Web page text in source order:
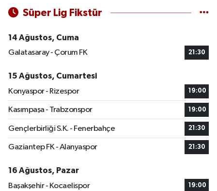
Süper Lig Fikstür
14 Ağustos, Cuma
Galatasaray - Çorum FK
21:30
15 Ağustos, Cumartesi
Konyaspor - Rizespor
19:00
Kasımpaşa - Trabzonspor 19:00
Gençlerbirliği S.K. - Fenerbahçe 21:30
Gaziantep FK - Alanyaspor 21:30
16 Ağustos, Pazar
Başakşehir - Kocaelispor
19:00